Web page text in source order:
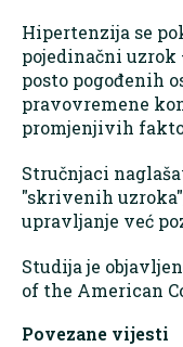
Hipertenzija se
pojedinačni uzrok
posto pogođenih
pravovremene
promjenjivih
Stručnjaci
"skrivenih
upravljanje već
Studija je
of the American
Povezane vijesti